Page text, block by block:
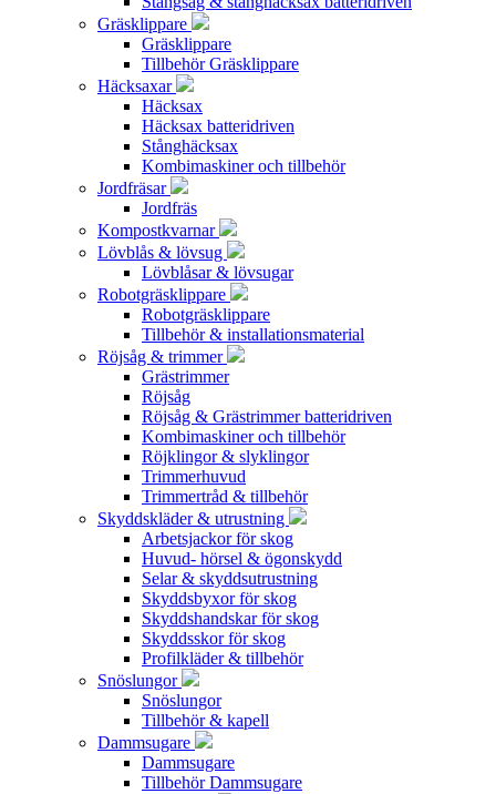
Gräsklippare
Gräsklippare
Tillbehör Gräsklippare
Häcksaxar
Häcksax
Häcksax batteridriven
Stånghäcksax
Kombimaskiner och tillbehör
Jordfräsar
Jordfräs
Kompostkvarnar
Lövblås & lövsug
Lövblåsar & lövsugar
Robotgräsklippare
Robotgräsklippare
Tillbehör & installationsmaterial
Röjsåg & trimmer
Grästrimmer
Röjsåg
Röjsåg & Grästrimmer batteridriven
Kombimaskiner och tillbehör
Röjklingor & slyklingor
Trimmerhuvud
Trimmertråd & tillbehör
Skyddskläder & utrustning
Arbetsjackor för skog
Huvud- hörsel & ögonskydd
Selar & skyddsutrustning
Skyddsbyxor för skog
Skyddshandskar för skog
Skyddsskor för skog
Profilkläder & tillbehör
Snöslungor
Snöslungor
Tillbehör & kapell
Dammsugare
Dammsugare
Tillbehör Dammsugare